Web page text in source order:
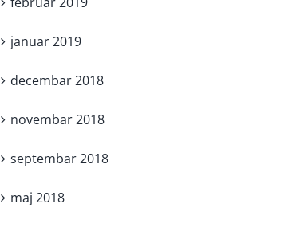
januar 2019
decembar 2018
novembar 2018
septembar 2018
maj 2018